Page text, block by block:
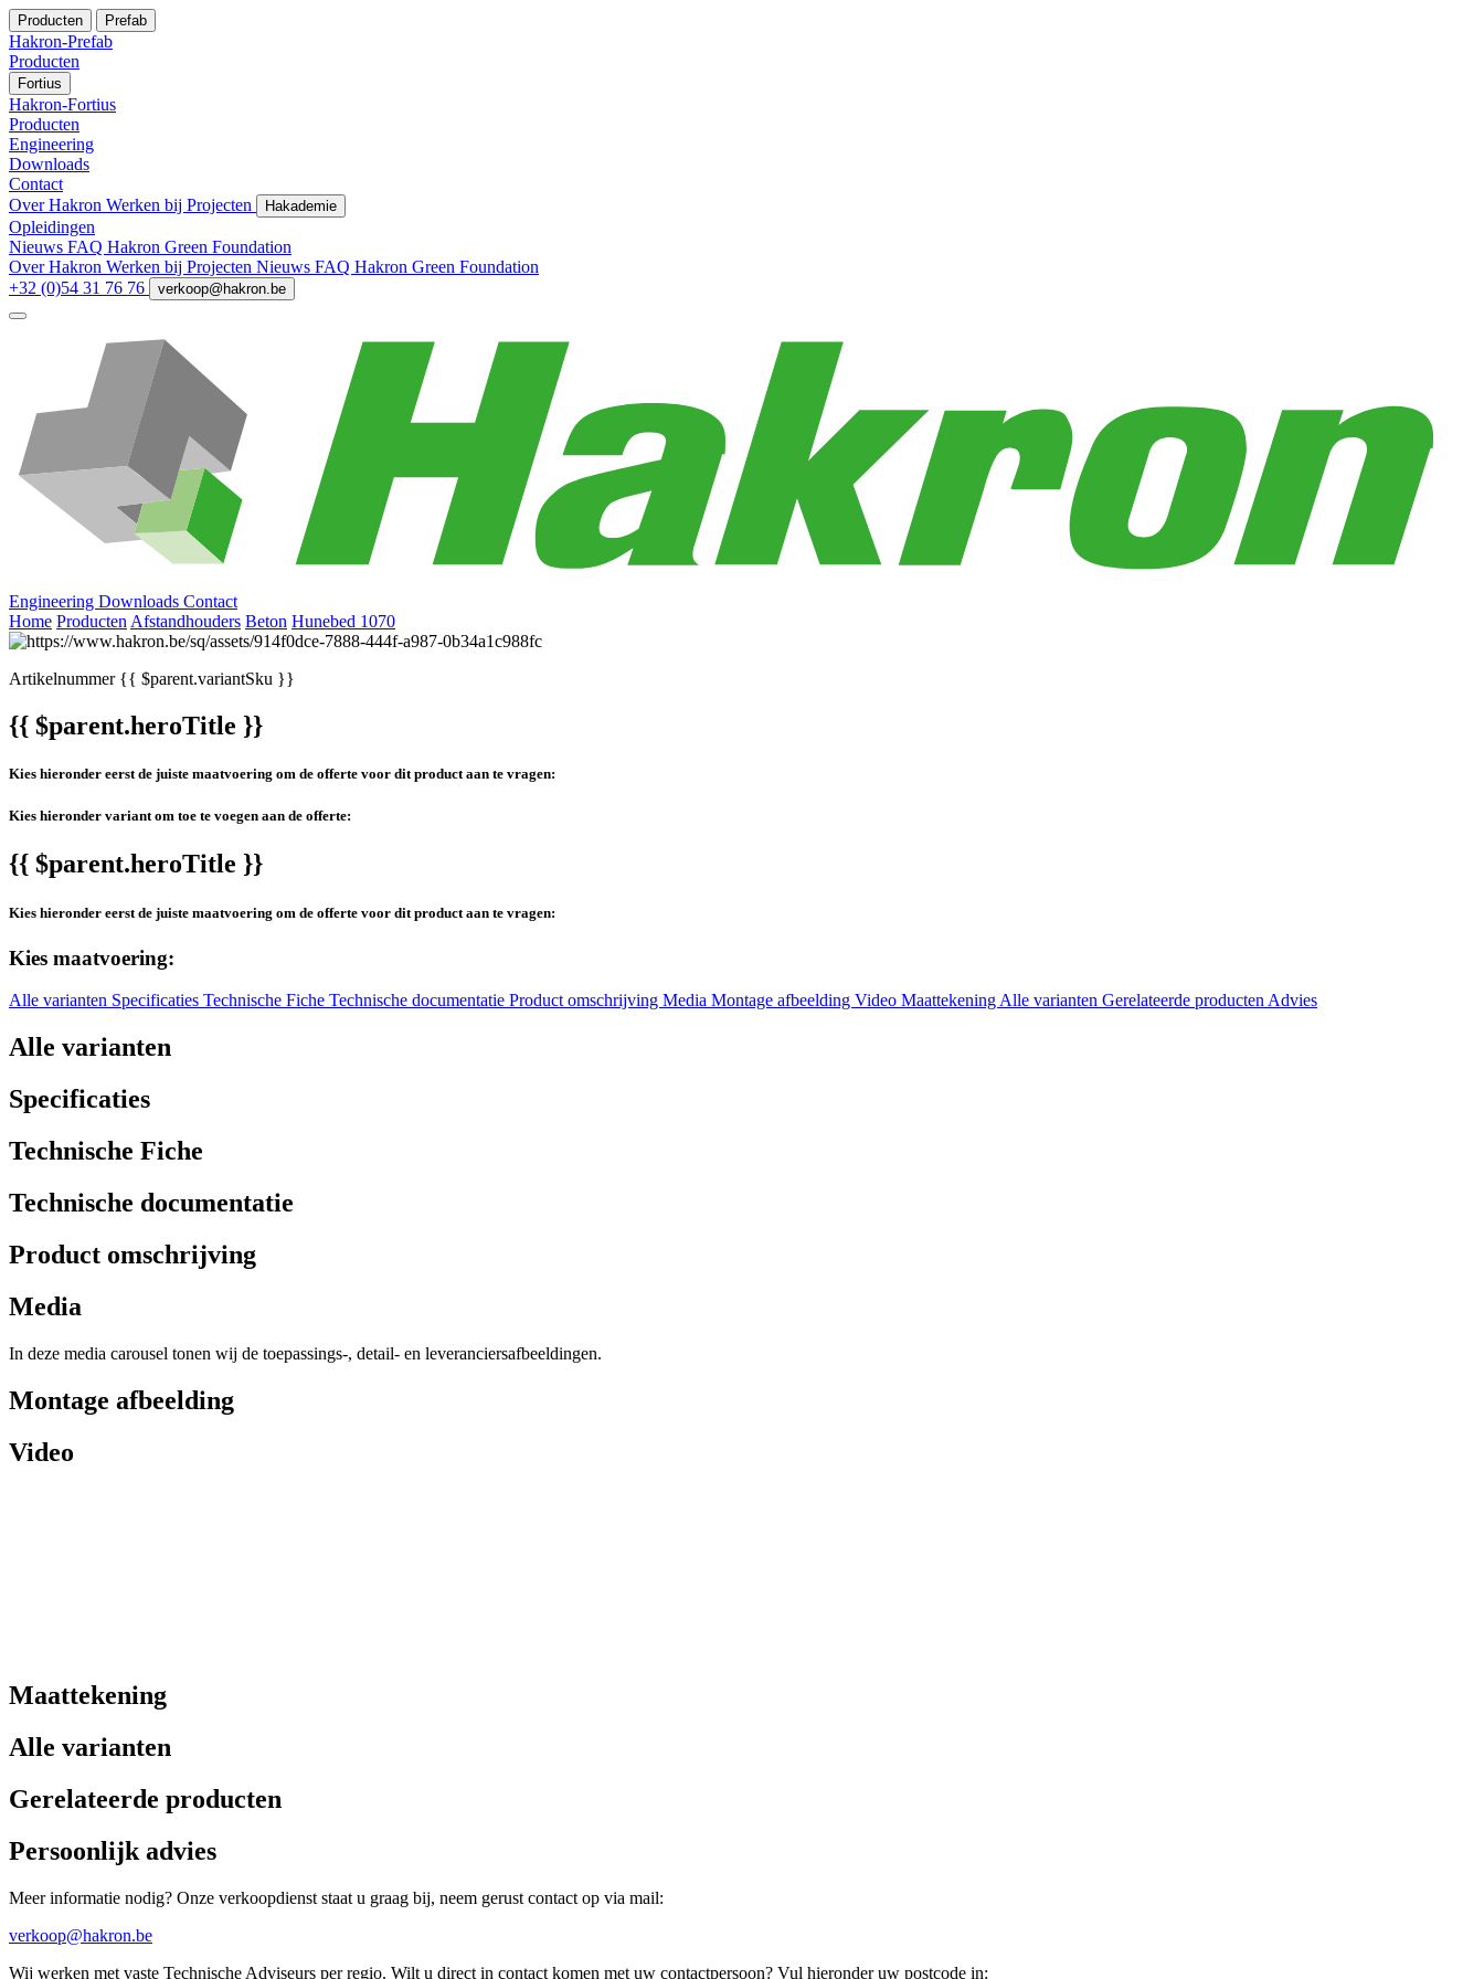
Producten Prefab
Hakron-Prefab
Producten
Fortius
Hakron-Fortius
Producten
Engineering
Downloads
Contact
Over Hakron Werken bij Projecten Hakademie
Opleidingen
Nieuws FAQ Hakron Green Foundation
Over Hakron Werken bij Projecten Nieuws FAQ Hakron Green Foundation
+32 (0)54 31 76 76
verkoop@hakron.be
Engineering Downloads Contact
Home Producten Afstandhouders Beton Hunebed 1070
Artikelnummer{{ $parent.variantSku }}
{{ $parent.heroTitle }}
Kies hieronder eerst de juiste maatvoering om de offerte voor dit product aan te vragen:
Kies hieronder variant om toe te voegen aan de offerte:
{{ $parent.heroTitle }}
Kies hieronder eerst de juiste maatvoering om de offerte voor dit product aan te vragen:
Kies maatvoering:
Alle varianten Specificaties Technische Fiche Technische documentatie Product omschrijving Media Montage afbeelding Video MaattekeningAlle varianten Gerelateerde productenAdvies
Alle varianten
Specificaties
Technische Fiche
Technische documentatie
Product omschrijving
Media
In deze media carousel tonen wij de toepassings-, detail- en leveranciersafbeeldingen.
Montage afbeelding
Video
Maattekening
Alle varianten
Gerelateerde producten
Persoonlijk advies
Meer informatie nodig? Onze verkoopdienst staat u graag bij, neem gerust contact op via mail:
verkoop@hakron.be
Wij werken met vaste Technische Adviseurs per regio. Wilt u direct in contact komen met uw contactpersoon? Vul hieronder uw postcode in: